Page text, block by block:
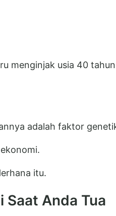
menginjak usia 40
adalah faktor
itu.
Saat Anda Tua